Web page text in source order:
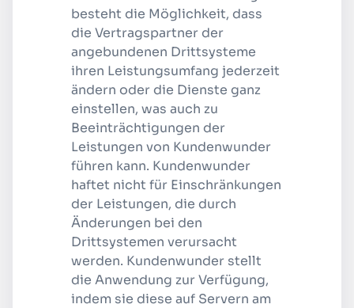
besteht die Möglichkeit, dass
die Vertragspartner der
angebundenen Drittsysteme
ihren Leistungsumfang jederzeit
ändern oder die Dienste ganz
einstellen, was auch zu
Beeinträchtigungen der
Leistungen von Kundenwunder
führen kann. Kundenwunder
haftet nicht für Einschränkungen
der Leistungen, die durch
Änderungen bei den
Drittsystemen verursacht
werden. Kundenwunder stellt
die Anwendung zur Verfügung,
indem sie diese auf Servern am